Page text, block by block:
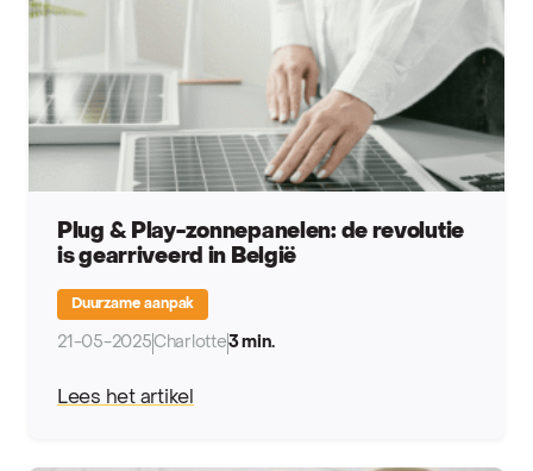
Plug & Play-zonnepanelen: de revolutie
is gearriveerd in België
Duurzame aanpak
21-05-2025Charlotte3 min.
Lees het artikel